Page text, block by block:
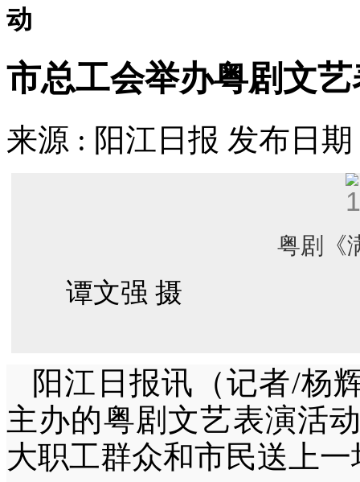
动
市总工会举办粤剧文
来源 : 阳江日报 发布日
粤剧《满
谭文强 摄
阳江日报讯（记者/杨
主办的粤剧文艺表演活
大职工群众和市民送上